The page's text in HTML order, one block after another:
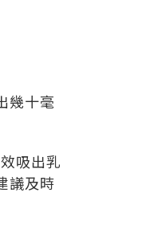
幾十毫
吸出乳
議及時